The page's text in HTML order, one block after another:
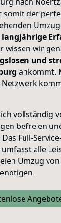
somit der
langjährige
wissen wir
und
ankommt.
vollständig
befreien
Das Full-
umfasst alle
Umzug